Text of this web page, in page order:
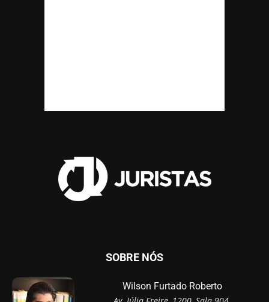
SOBRE NÓS
Wilson Furtado Roberto